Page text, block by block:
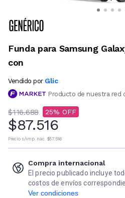
Funda para Samsung
con
Vendido por Glic
Producto de nuestra red
$116.688 25
$87.516
Precio s/imp. nac. $87.516
Compra internacional
El precio publicado incluye
costos de envíos
Ver condiciones